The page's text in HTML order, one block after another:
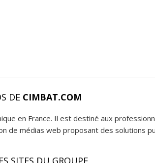
DE CIMBAT.COM
en France. Il est destiné aux
de médias web proposant des solutions
SITES DU GROUPE